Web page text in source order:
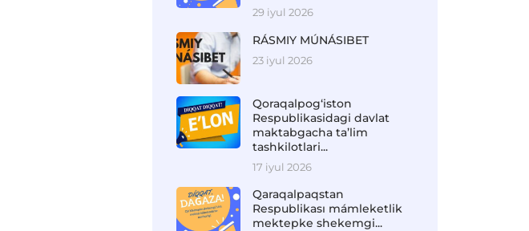
29 iyul 2026
RÁSMIY MÚNÁSIBET
23 iyul 2026
Qoraqalpog‘iston
Respublikasidagi davlat
maktabgacha ta’lim
tashkilotlari...
17 iyul 2026
Qaraqalpaqstan
Respublikası mámleketlik
mektepke shekemgi...